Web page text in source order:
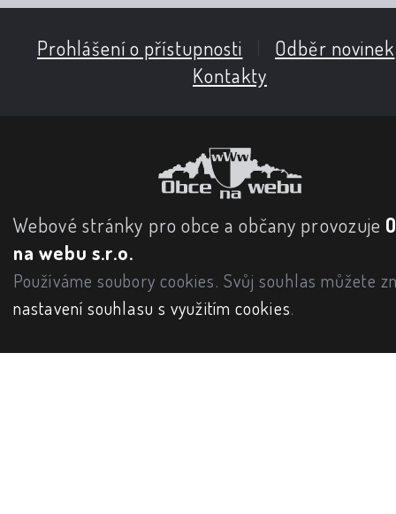
Prohlášení o přístupnosti Odběr novinek
Kontakty
Webové stránky pro obce a občany provozuje
na webu s.r.o.
Používáme soubory cookies. Svůj souhlas můžete
nastavení souhlasu s využitím cookies.